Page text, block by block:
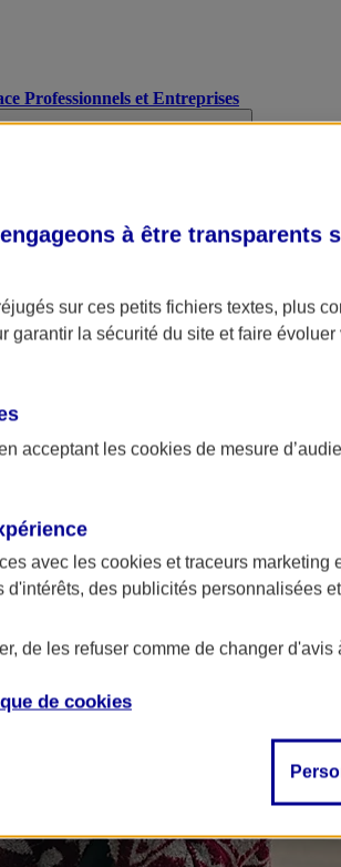
Professionnels et Entreprises
AXA Assurance
contrats en poche !
à être transparents
sur ces petits fichiers textes, plus
garantir la sécurité du site et faire
acceptant les cookies de mesure
avec les cookies et traceurs marketing
d'intérêts, des publicités personnalisées
de les refuser comme de changer d'avis
de cookies